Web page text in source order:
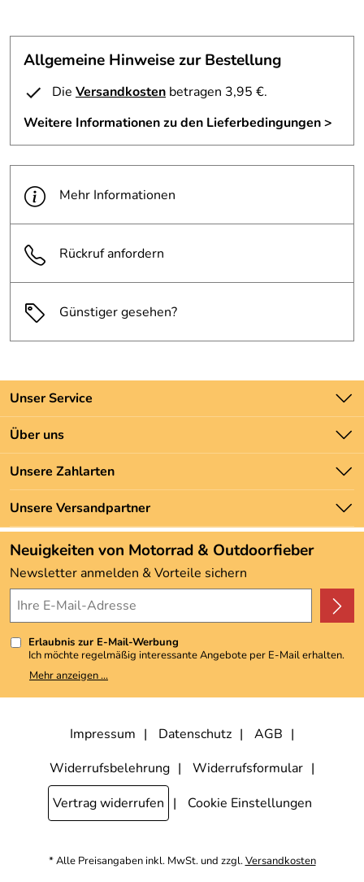
Allgemeine Hinweise zur Bestellung
Die Versandkosten betragen 3,95 €.
Weitere Informationen zu den Lieferbedingungen >
Mehr Informationen
Rückruf anfordern
Günstiger gesehen?
Unser Service
Kontakt
Batteriegesetz
Newsletter
Zahlung und Versand
Über uns
Unsere Bestseller
Marken
Neu
Angebote
Kundenbewertungen (3.492)
4,9/5*****
Unsere Zahlarten
Unsere Versandpartner
Neuigkeiten von Motorrad & Outdoorfieber
Newsletter anmelden & Vorteile sichern
Erlaubnis zur E-Mail-Werbung
Ich möchte regelmäßig interessante Angebote per E-Mail erhalten.
Meine E-Mail-Adresse wird nicht an andere Unternehmen
weitergegeben. Zu statistischen Zwecken wird in anonymer Form
kann ich jederzeit mit Wirkung für die Zukunft widerrufen, indem ich
den Link "Abmelden" am Ende des Newsletters anklicke. Die
Mehr anzeigen ...
Impressum Datenschutz
AGB
Widerrufsbelehrung
Widerrufsformular
Vertrag widerrufen
Cookie Einstellungen
* Alle Preisangaben inkl. MwSt. und zzgl.Versandkosten